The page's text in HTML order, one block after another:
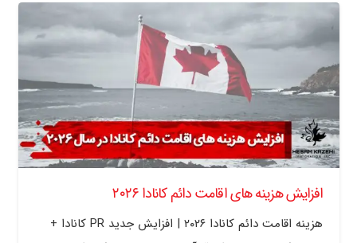
افزایش هزینه های اقامت دائم کانادا ۲۰۲۶
هزینه اقامت دائم کانادا ۲۰۲۶ | افزایش جدید PR کانادا +